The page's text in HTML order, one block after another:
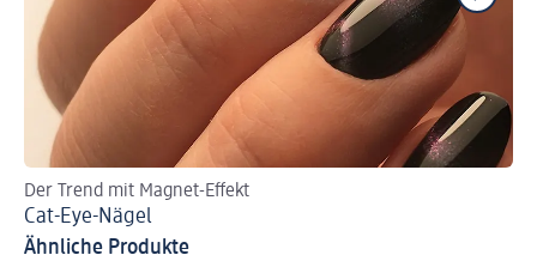
Der Trend mit Magnet-Effekt
Cat-Eye-Nägel
Ähnliche Produkte